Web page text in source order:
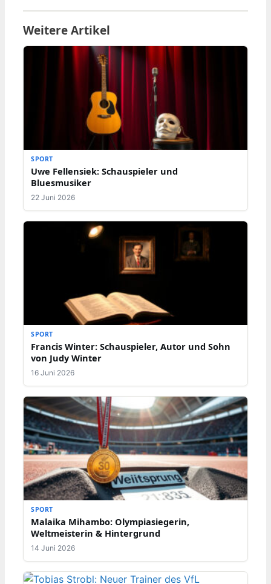
Weitere Artikel
SPORT
Uwe Fellensiek: Schauspieler und
Bluesmusiker
22 Juni 2026
SPORT
Francis Winter: Schauspieler, Autor und Sohn
von Judy Winter
16 Juni 2026
SPORT
Malaika Mihambo: Olympiasiegerin,
Weltmeisterin & Hintergrund
14 Juni 2026